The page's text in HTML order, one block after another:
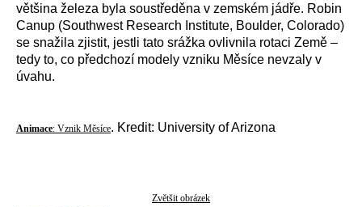
většina železa byla soustředěna v zemském jádře. Robin
Canup (Southwest Research Institute, Boulder, Colorado)
se snažila zjistit, jestli tato srážka ovlivnila rotaci Země –
tedy to, co předchozí modely vzniku Měsíce nevzaly v
úvahu.
Animace: Vznik Měsíce. Kredit: University of Arizona
Zvětšit obrázek